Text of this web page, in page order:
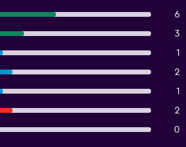
6
3
1
2
1
2
0